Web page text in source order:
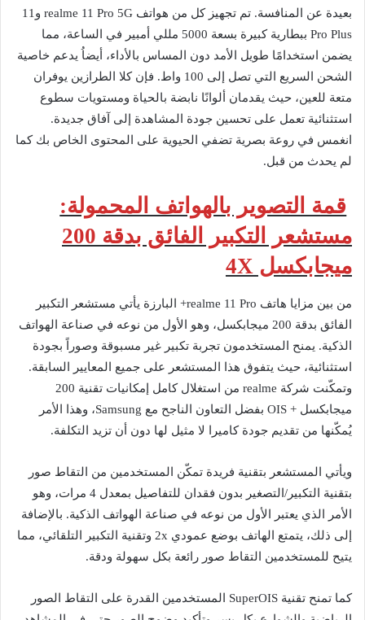
بعيدة عن المنافسة. تم تجهيز كل من هواتف realme 11 Pro 5G و11
Pro Plus ببطارية كبيرة بسعة 5000 مللي أمبير في الساعة، مما
يضمن استخدامًا طويل الأمد دون المساس بالأداء، أيضاُ يدعم خاصية
الشحن السريع التي تصل إلى 100 واط. فإن كلا الطرازين يوفران
متعة للعين، حيث يقدمان ألوانًا نابضة بالحياة ومستويات سطوع
استثنائية تعمل على تحسين جودة المشاهدة إلى آفاق جديدة.
انغمس في روعة بصرية تضفي الحيوية على المحتوى الخاص بك كما
لم يحدث من قبل.
قمة التصوير بالهواتف المحمولة:
مستشعر التكبير الفائق بدقة 200
ميجابكسل 4X
من بين مزايا هاتف realme 11 Pro+ البارزة يأتي مستشعر التكبير
الفائق بدقة 200 ميجابكسل، وهو الأول من نوعه في صناعة الهواتف
الذكية. يمنح المستخدمون تجربة تكبير غير مسبوقة وصوراً بجودة
استثنائية، حيث يتفوق هذا المستشعر على جميع المعايير السابقة.
وتمكّنت شركة realme من استغلال كامل إمكانيات تقنية 200
ميجابكسل + OIS بفضل التعاون الناجح مع Samsung، وهذا الأمر
يُمكّنها من تقديم جودة كاميرا لا مثيل لها دون أن تزيد التكلفة.
ويأتي المستشعر بتقنية فريدة تمكّن المستخدمين من التقاط صور
بتقنية التكبير/التصغير بدون فقدان للتفاصيل بمعدل 4 مرات، وهو
الأمر الذي يعتبر الأول من نوعه في صناعة الهواتف الذكية. بالإضافة
إلى ذلك، يتمتع الهاتف بوضع عمودي 2x وتقنية التكبير التلقائي، مما
يتيح للمستخدمين التقاط صور رائعة بكل سهولة ودقة.
كما تمنح تقنية SuperOIS المستخدمين القدرة على التقاط الصور